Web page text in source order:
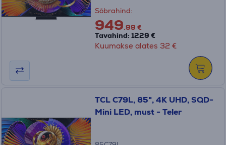
Sõbrahind:
949.99 €
Tavahind: 1229 €
Kuumakse alates 32 €
TCL C79L, 85", 4K UHD, SQD-
Mini LED, must - Teler